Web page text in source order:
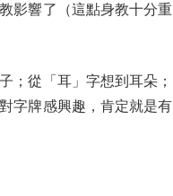
影響了（這點身教十分重
從「耳」字想到耳朵；
字牌感興趣，肯定就是有